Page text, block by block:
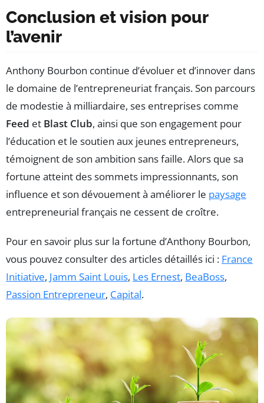
Conclusion et vision pour
l’avenir
Anthony Bourbon continue d’évoluer et d’innover dans
le domaine de l’entrepreneuriat français. Son parcours
de modestie à milliardaire, ses entreprises comme
Feed et Blast Club, ainsi que son engagement pour
l’éducation et le soutien aux jeunes entrepreneurs,
témoignent de son ambition sans faille. Alors que sa
fortune atteint des sommets impressionnants, son
influence et son dévouement à améliorer le paysage
entrepreneurial français ne cessent de croître.
Pour en savoir plus sur la fortune d’Anthony Bourbon,
vous pouvez consulter des articles détaillés ici : France
Initiative, Jamm Saint Louis, Les Ernest, BeaBoss,
Passion Entrepreneur, Capital.